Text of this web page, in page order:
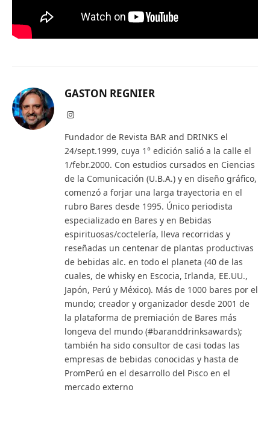
GASTON REGNIER
Instagram
Fundador de Revista BAR and DRINKS el
24/sept.1999, cuya 1° edición salió a la calle el
1/febr.2000. Con estudios cursados en Ciencias
de la Comunicación (U.B.A.) y en diseño gráfico,
comenzó a forjar una larga trayectoria en el
rubro Bares desde 1995. Único periodista
especializado en Bares y en Bebidas
espirituosas/coctelería, lleva recorridas y
reseñadas un centenar de plantas productivas
de bebidas alc. en todo el planeta (40 de las
cuales, de whisky en Escocia, Irlanda, EE.UU.,
Japón, Perú y México). Más de 1000 bares por el
mundo; creador y organizador desde 2001 de
la plataforma de premiación de Bares más
longeva del mundo (#baranddrinksawards);
también ha sido consultor de casi todas las
empresas de bebidas conocidas y hasta de
PromPerú en el desarrollo del Pisco en el
mercado externo